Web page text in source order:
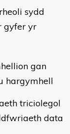
sydd
gyfer yr
gan
hargymhell
triciolegol
data